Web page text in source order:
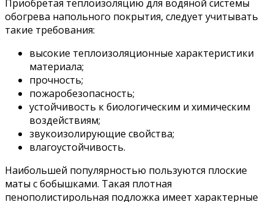
Приобретая теплоизоляцию для водяной системы
обогрева напольного покрытия, следует учитывать
такие требования:
высокие теплоизоляционные характеристики
материала;
прочность;
пожаробезопасность;
устойчивость к биологическим и химическим
воздействиям;
звукоизолирующие свойства;
влагоустойчивость.
Наибольшей популярностью пользуются плоские
маты с бобышками. Такая плотная
пенополистирольная подложка имеет характерные